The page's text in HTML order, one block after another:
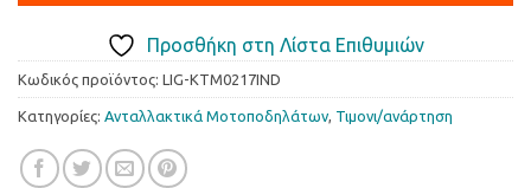
Προσθήκη στη Λίστα Επιθυμιών
Κωδικός προϊόντος: LIG-KTM0217IND
Κατηγορίες: Ανταλλακτικά Μοτοποδηλάτων, Τιµονι/ανάρτηση